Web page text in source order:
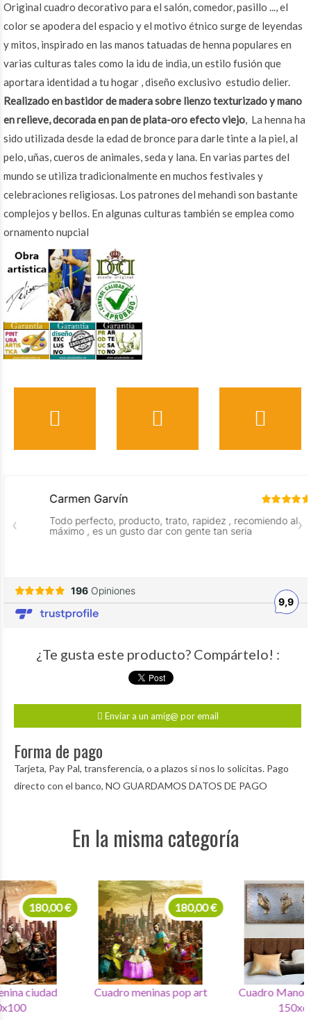
Original cuadro decorativo para el salón, comedor, pasillo ..., el
color se apodera del espacio y el motivo étnico surge de leyendas
y mitos, inspirado en las manos tatuadas de henna populares en
varias culturas tales como la idu de india, un estilo fusión que
aportara identidad a tu hogar , diseño exclusivo estudio delier.
Realizado en bastidor de madera sobre lienzo texturizado y mano
en relieve, decorada en pan de plata-oro efecto viejo, La henna ha
sido utilizada desde la edad de bronce para darle tinte a la piel, al
pelo, uñas, cueros de animales, seda y lana. En varias partes del
mundo se utiliza tradicionalmente en muchos festivales y
celebraciones religiosas. Los patrones del mehandi son bastante
complejos y bellos. En algunas culturas también se emplea como
ornamento nupcial
¿Te gusta este producto? Compártelo! :
Enviar a un amig@ por email
Forma de pago
Tarjeta, Pay Pal, transferencia, o a plazos si nos lo solicitas. Pago
directo con el banco, NO GUARDAMOS DATOS DE PAGO
En la misma categoría
Cuadro meninas pop art
180,00 €
Cuadro Manos plata oro
290,00 €